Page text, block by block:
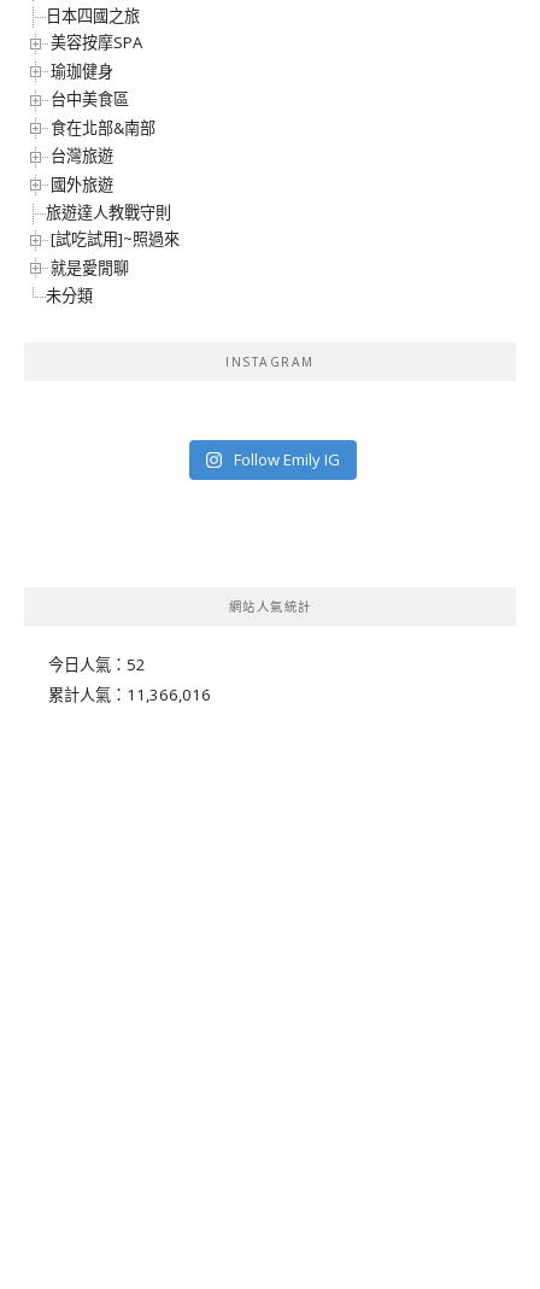
日本四國之旅
美容按摩SPA
瑜珈健身
台中美食區
食在北部&南部
台灣旅遊
國外旅遊
旅遊達人教戰守則
[試吃試用]~照過來
就是愛閒聊
未分類
INSTAGRAM
Follow Emily IG
網站人氣統計
今日人氣： 52
累計人氣： 11,366,016